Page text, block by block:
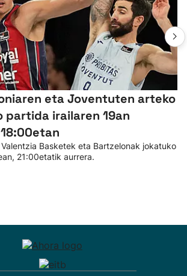
eta Joventuten arteko
partida irailaren 19an
Basketek eta Bartzelonak jokatuko
21:00etatik aurrera.